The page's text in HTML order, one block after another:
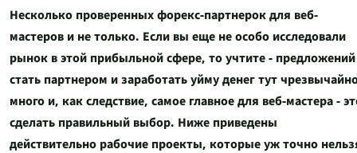
Несколько проверенных форекс-партнерок для веб-
мастеров и не только. Если вы еще не особо исследовали
рынок в этой прибыльной сфере, то учтите - предложений
стать партнером и заработать уйму денег тут
много и, как следствие, самое главное для веб-мастера -
сделать правильный выбор. Ниже приведены
действительно рабочие проекты, которые уж точно